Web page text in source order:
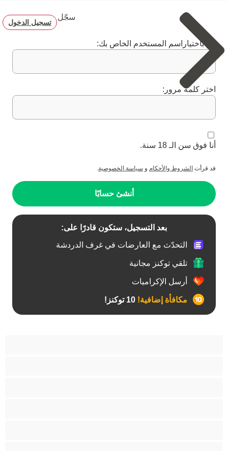
سجّل
تسجيل الدخول
قم باختياراسم المستخدم الخاص بك:
اختر كلمة مرور:
أنا فوق سن الـ 18 سنة.
قد قرأت الشروط والأحكام و سياسة الخصوصية.
أنشئ حسابًا
بعد التسجيل، ستكون قادرًا على:
التحدّث مع العارضات في غرف الدردشة
تلقي توكنز مجانية
أرسل الإكراميات
مكافأة إضافية!